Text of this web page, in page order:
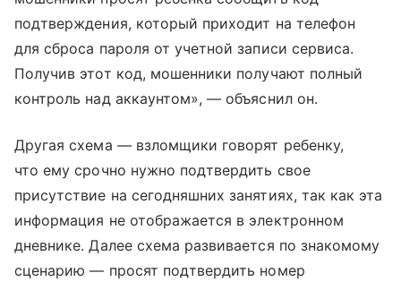
подтверждения, который приходит на телефон
для сброса пароля от учетной записи сервиса.
Получив этот код, мошенники получают полный
контроль над аккаунтом», — объяснил он.
Другая схема — взломщики говорят ребенку,
что ему срочно нужно подтвердить свое
присутствие на сегодняшних занятиях, так как эта
информация не отображается в электронном
дневнике. Далее схема развивается по знакомому
сценарию — просят подтвердить номер